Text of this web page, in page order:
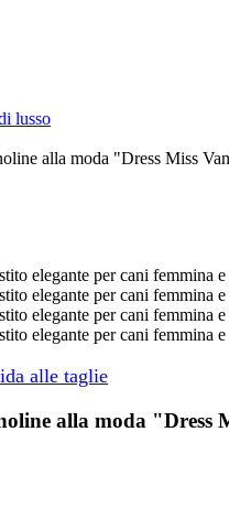
lusso
alla moda "Dress Miss
alle taglie
alla moda "Dress